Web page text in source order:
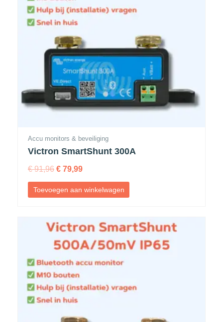
Accu monitors & beveiliging
Victron SmartShunt 300A
€91,96 € 79,99
Toevoegen aan winkelwagen